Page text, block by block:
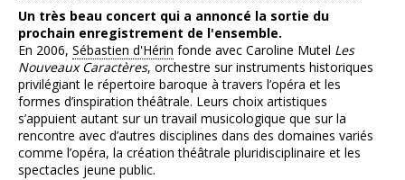
Un très beau concert qui a annoncé la sortie du
prochain enregistrement de l'ensemble.
En 2006, Sébastien d'Hérin fonde avec Caroline Mutel Les
Nouveaux Caractères, orchestre sur instruments historiques
privilégiant le répertoire baroque à travers l’opéra et les
formes d’inspiration théâtrale. Leurs choix artistiques
s’appuient autant sur un travail musicologique que sur la
rencontre avec d’autres disciplines dans des domaines variés
comme l’opéra, la création théâtrale pluridisciplinaire et les
spectacles jeune public.